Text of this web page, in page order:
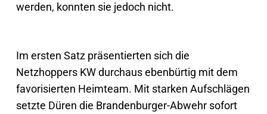
werden, konnten sie jedoch nicht.
Im ersten Satz präsentierten sich die
Netzhoppers KW durchaus ebenbürtig mit dem
favorisierten Heimteam. Mit starken Aufschlägen
setzte Düren die Brandenburger-Abwehr sofort